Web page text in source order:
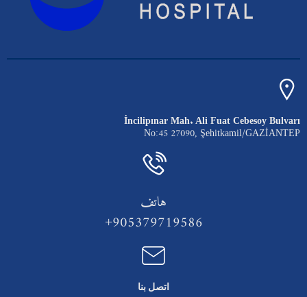
İncilipınar Mah. Ali Fuat Cebesoy Bulvarı
No:45 27090, Şehitkamil/GAZİANTEP
هاتف
905379719586+
اتصل بنا